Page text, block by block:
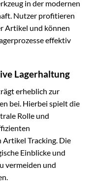
in der modernen
Nutzer profitieren
Artikel und können
effektiv
Lagerhaltung
erheblich zur
bei. Hierbei spielt die
Rolle und
Artikel Tracking. Die
Einblicke und
vermeiden und